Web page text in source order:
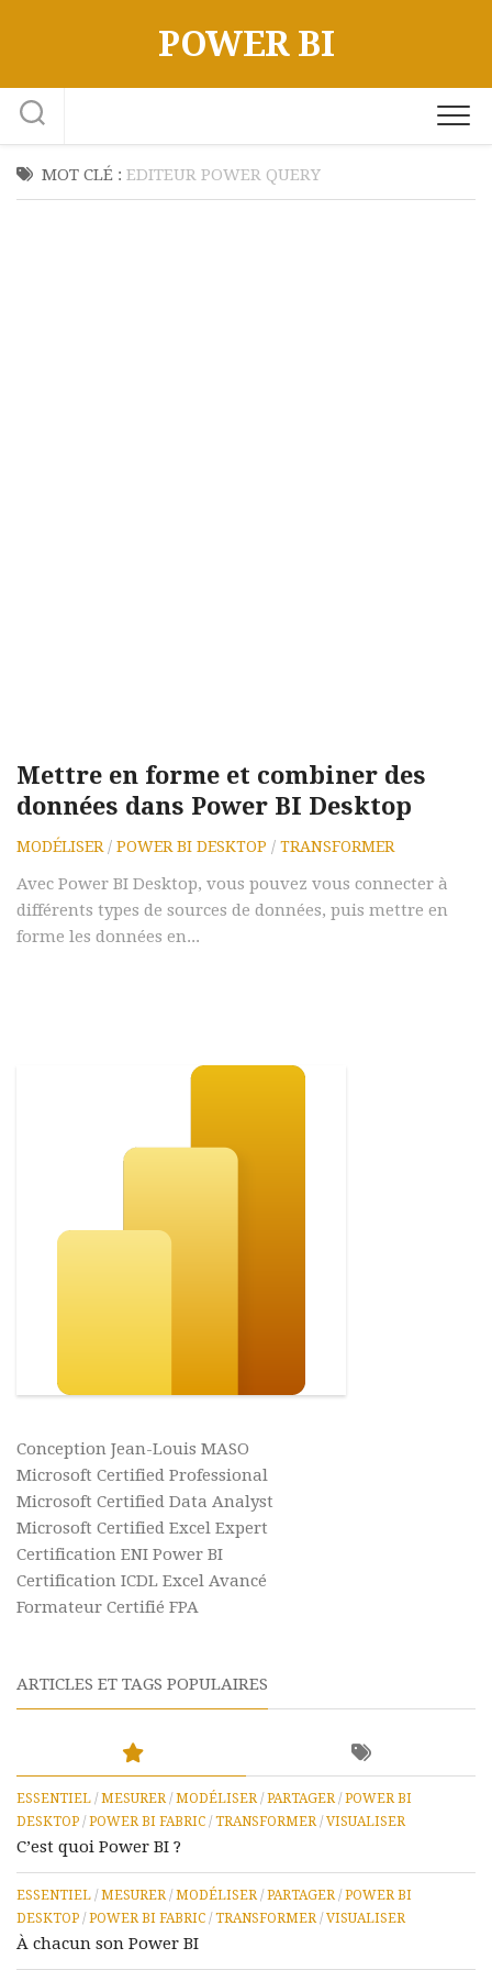
POWER BI
MOT CLÉ : EDITEUR POWER QUERY
Mettre en forme et combiner des
données dans Power BI Desktop
MODÉLISER / POWER BI DESKTOP / TRANSFORMER
Avec Power BI Desktop, vous pouvez vous connecter à
différents types de sources de données, puis mettre en
forme les données en...
Conception Jean-Louis MASO
Microsoft Certified Professional
Microsoft Certified Data Analyst
Microsoft Certified Excel Expert
Certification ENI Power BI
Certification ICDL Excel Avancé
Formateur Certifié FPA
ARTICLES ET TAGS POPULAIRES
ESSENTIEL / MESURER/ MODÉLISER/ PARTAGER/ POWER BI
DESKTOP / POWER BI FABRIC / TRANSFORMER/ VISUALISER
C’est quoi Power BI ?
ESSENTIEL / MESURER/ MODÉLISER/ PARTAGER/ POWER BI
DESKTOP / POWER BI FABRIC / TRANSFORMER/ VISUALISER
À chacun son Power BI